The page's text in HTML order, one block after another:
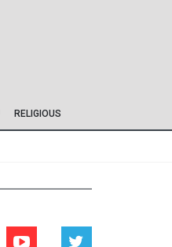
RELIGIOUS